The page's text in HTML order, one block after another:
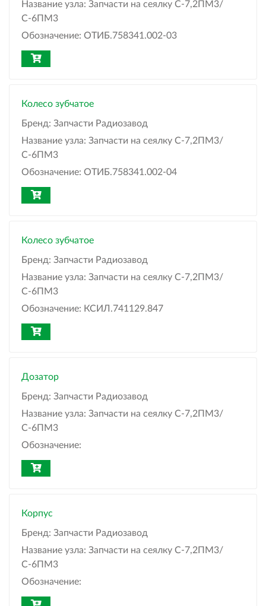
Название узла: Запчасти на сеялку С-7,2ПМ3/
С-6ПМ3
Обозначение: ОТИБ.758341.002-03
Колесо зубчатое
Бренд: Запчасти Радиозавод
Название узла: Запчасти на сеялку С-7,2ПМ3/
С-6ПМ3
Обозначение: ОТИБ.758341.002-04
Колесо зубчатое
Бренд: Запчасти Радиозавод
Название узла: Запчасти на сеялку С-7,2ПМ3/
С-6ПМ3
Обозначение: КСИЛ.741129.847
Дозатор
Бренд: Запчасти Радиозавод
Название узла: Запчасти на сеялку С-7,2ПМ3/
С-6ПМ3
Обозначение:
Корпус
Бренд: Запчасти Радиозавод
Название узла: Запчасти на сеялку С-7,2ПМ3/
С-6ПМ3
Обозначение: